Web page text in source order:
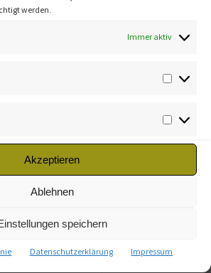
werden.
Immer aktiv
Akzeptieren
Ablehnen
speichern
Datenschutzerklärung Impressum